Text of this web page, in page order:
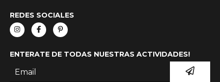
REDES SOCIALES
ENTERATE DE TODAS NUESTRAS ACTIVIDADES!